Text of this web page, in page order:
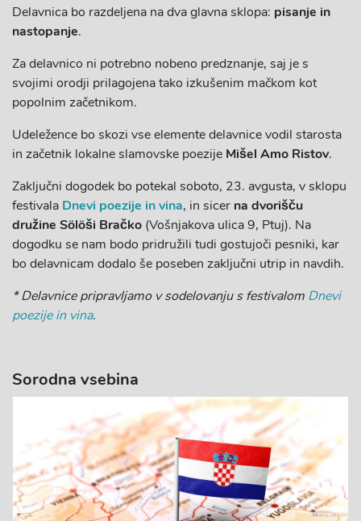
Delavnica bo razdeljena na dva glavna sklopa: pisanje in
nastopanje.
Za delavnico ni potrebno nobeno predznanje, saj je s
svojimi orodji prilagojena tako izkušenim mačkom kot
popolnim začetnikom.
Udeležence bo skozi vse elemente delavnice vodil starosta
in začetnik lokalne slamovske poezije Mišel Amo Ristov.
Zaključni dogodek bo potekal soboto, 23. avgusta, v sklopu
festivala Dnevi poezije in vina, in sicer na dvorišču
družine Sölöši Bračko (Vošnjakova ulica 9, Ptuj). Na
dogodku se nam bodo pridružili tudi gostujoči pesniki, kar
bo delavnicam dodalo še poseben zaključni utrip in navdih.
* Delavnice pripravljamo v sodelovanju s festivalom Dnevi
poezije in vina.
Sorodna vsebina